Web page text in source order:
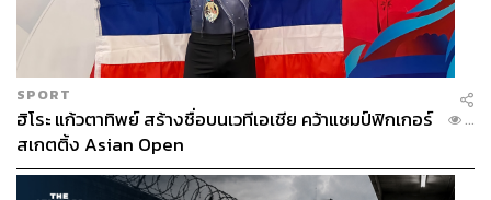
SPORT
ฮิโระ แก้วตาทิพย์ สร้างชื่อบนเวทีเอเชีย คว้าแชมป์ฟิกเกอร์
สเกตติ้ง Asian Open
...